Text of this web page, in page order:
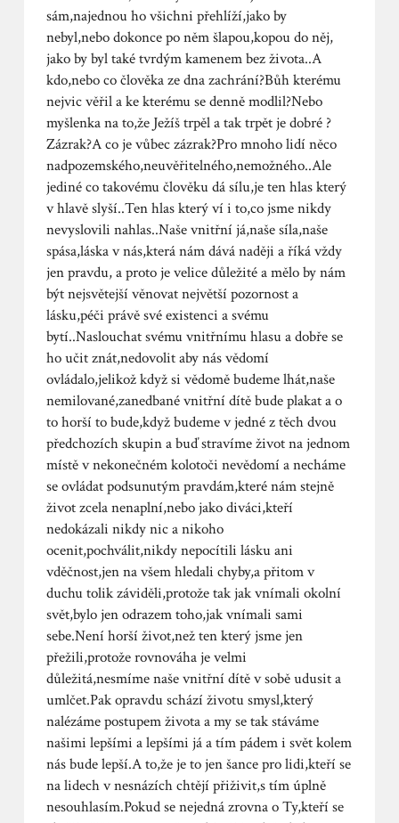
sám,najednou ho všichni přehlíží,jako by
nebyl,nebo dokonce po něm šlapou,kopou do něj,
jako by byl také tvrdým kamenem bez života..A
kdo,nebo co člověka ze dna zachrání?Bůh kterému
nejvic věřil a ke kterému se denně modlil?Nebo
myšlenka na to,že Ježíš trpěl a tak trpět je dobré ?
Zázrak?A co je vůbec zázrak?Pro mnoho lidí něco
nadpozemského,neuvěřitelného,nemožného..Ale
jediné co takovému člověku dá sílu,je ten hlas který
v hlavě slyší..Ten hlas který ví i to,co jsme nikdy
nevyslovili nahlas..Naše vnitřní já,naše síla,naše
spása,láska v nás,která nám dává naději a říká vždy
jen pravdu, a proto je velice důležité a mělo by nám
být nejsvětejší věnovat největší pozornost a
lásku,péči právě své existenci a svému
bytí..Naslouchat svému vnitřnímu hlasu a dobře se
ho učit znát,nedovolit aby nás vědomí
ovládalo,jelikož když si vědomě budeme lhát,naše
nemilované,zanedbané vnitřní dítě bude plakat a o
to horší to bude,když budeme v jedné z těch dvou
předchozích skupin a buď stravíme život na jednom
místě v nekonečném kolotoči nevědomí a necháme
se ovládat podsunutým pravdám,které nám stejně
život zcela nenaplní,nebo jako diváci,kteří
nedokázali nikdy nic a nikoho
ocenit,pochválit,nikdy nepocítili lásku ani
vděčnost,jen na všem hledali chyby,a přitom v
duchu tolik záviděli,protože tak jak vnímali okolní
svět,bylo jen odrazem toho,jak vnímali sami
sebe.Není horší život,než ten který jsme jen
přežili,protože rovnováha je velmi
důležitá,nesmíme naše vnitřní dítě v sobě udusit a
umlčet.Pak opravdu schází životu smysl,který
nalézáme postupem života a my se tak stáváme
našimi lepšími a lepšími já a tím pádem i svět kolem
nás bude lepší.A to,že je to jen šance pro lidi,kteří se
na lidech v nesnázích chtějí přiživit,s tím úplně
nesouhlasím.Pokud se nejedná zrovna o Ty,kteří se